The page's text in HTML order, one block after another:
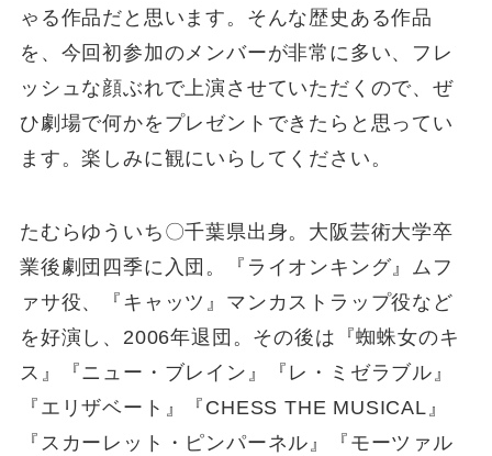
ゃる作品だと思います。そんな歴史ある作品
を、今回初参加のメンバーが非常に多い、フレ
ッシュな顔ぶれで上演させていただくので、ぜ
ひ劇場で何かをプレゼントできたらと思ってい
ます。楽しみに観にいらしてください。
たむらゆういち〇千葉県出身。大阪芸術大学卒
業後劇団四季に入団。『ライオンキング』ムフ
ァサ役、『キャッツ』マンカストラップ役など
を好演し、2006年退団。その後は『蜘蛛女のキ
ス』『ニュー・ブレイン』『レ・ミゼラブル』
『エリザベート』『CHESS THE MUSICAL』
『スカーレット・ピンパーネル』『モーツァル